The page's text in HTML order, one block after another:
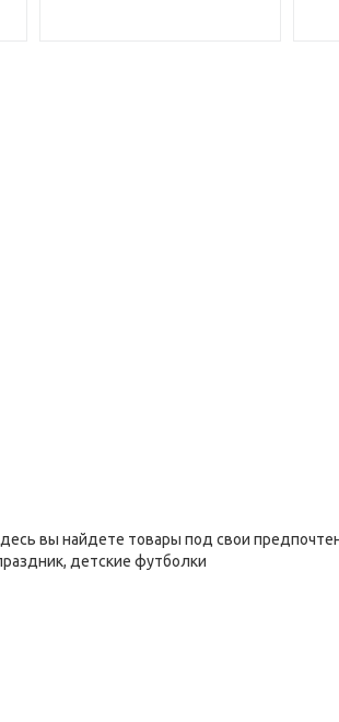
вы найдете товары под свои
детские футболки